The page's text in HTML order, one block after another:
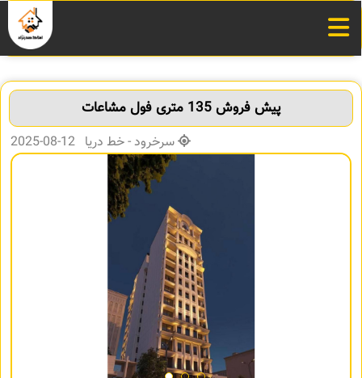
پیش فروش 135 متری فول مشاعات
سرخرود - خط دریا 12-08-2025